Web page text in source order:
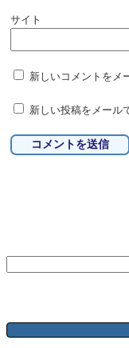
サイト
新しいコメントをメ
新しい投稿をメール